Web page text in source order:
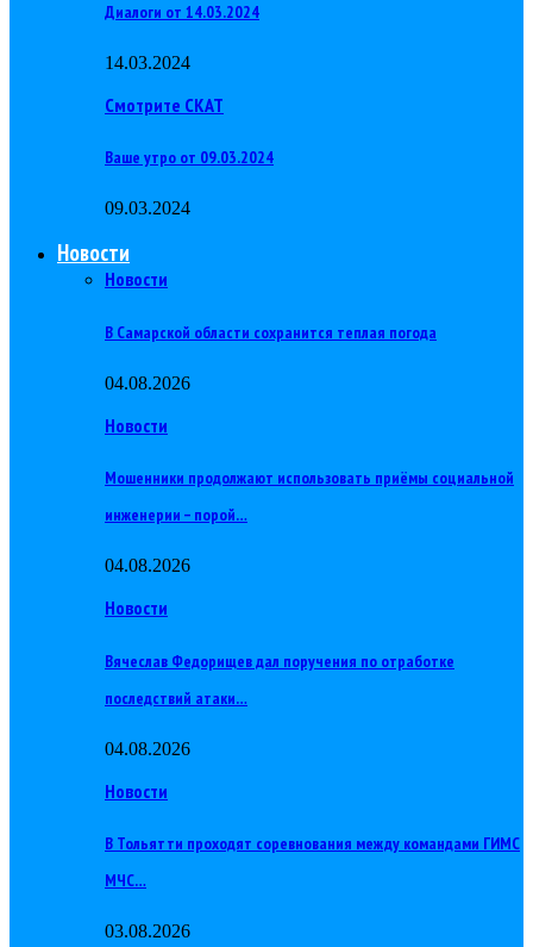
Диалоги от 14.03.2024
14.03.2024
Смотрите СКАТ
Ваше утро от 09.03.2024
09.03.2024
Новости
Новости
В Самарской области сохранится теплая погода
04.08.2026
Новости
Мошенники продолжают использовать приёмы социальной
инженерии – порой…
04.08.2026
Новости
Вячеслав Федорищев дал поручения по отработке
последствий атаки…
04.08.2026
Новости
В Тольятти проходят соревнования между командами ГИМС
МЧС…
03.08.2026